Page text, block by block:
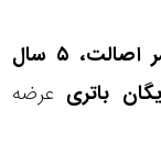
گارانتی مادام‌العمر اصالت، ۵ سال
عرضه